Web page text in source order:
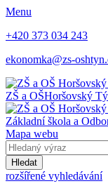
Menu
+420 373 034 243
ekonomka@zs-
ZŠ a OŠHoršovský
Základní škola a
Mapa webu
Hledat
rozšířené vyhledávání